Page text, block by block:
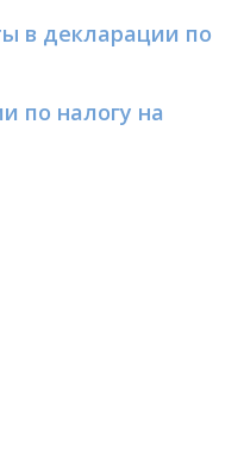
в декларации по
по налогу на